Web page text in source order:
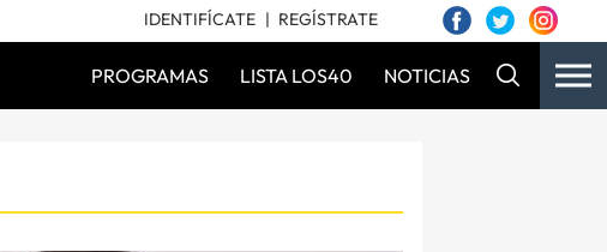
IDENTIFÍCATE REGÍSTRATE
PROGRAMAS LISTA LOS40 NOTICIAS